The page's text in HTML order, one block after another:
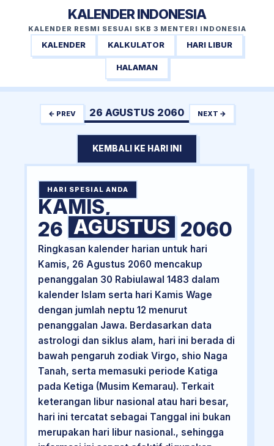
KALENDER INDONESIA
KALENDER RESMI SESUAI SKB 3 MENTERI INDONESIA
KALENDER KALKULATOR HARI LIBUR
HALAMAN
← PREV 26 AGUSTUS 2060 NEXT →
KEMBALI KE HARI INI
HARI SPESIAL ANDA
KAMIS,
26 AGUSTUS 2060
Ringkasan kalender harian untuk hari
Kamis, 26 Agustus 2060 mencakup
penanggalan 30 Rabiulawal 1483 dalam
kalender Islam serta hari Kamis Wage
dengan jumlah neptu 12 menurut
penanggalan Jawa. Berdasarkan data
astrologi dan siklus alam, hari ini berada di
bawah pengaruh zodiak Virgo, shio Naga
Tanah, serta memasuki periode Katiga
pada Ketiga (Musim Kemarau). Terkait
keterangan libur nasional atau hari besar,
hari ini tercatat sebagai Tanggal ini bukan
merupakan hari libur nasional., sehingga